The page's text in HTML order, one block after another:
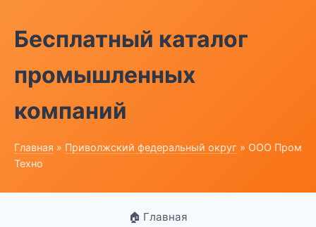
Бесплатный каталог
промышленных
компаний
Главная » Приволжский федеральный округ » ООО Пром
Техно
🏠 Главная